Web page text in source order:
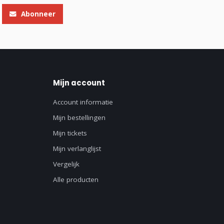
Abonneer
Mijn account
Account informatie
Mijn bestellingen
Mijn tickets
Mijn verlanglijst
Vergelijk
Alle producten